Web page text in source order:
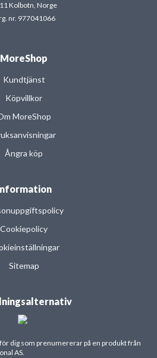
Kolbotn, Norge
nr. 977041066
MoreShop
Kundtjänst
Köpvillkor
MoreShop
Ångra köp
Cookiepolicy
Sitemap
dig som prenumererar på en produkt från
AS.